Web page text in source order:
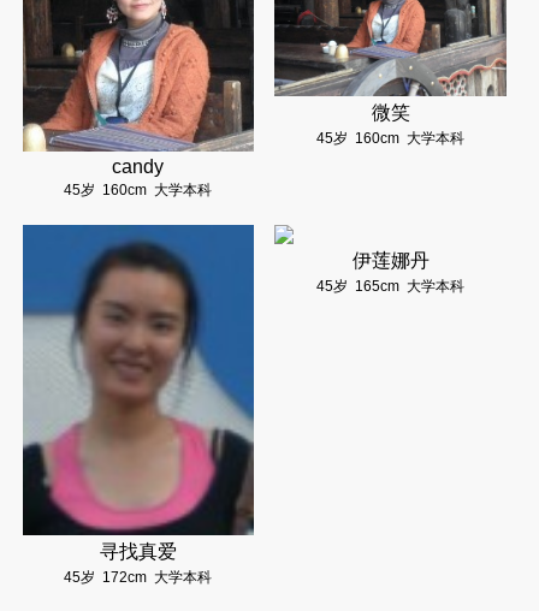
candy
45岁 160cm 大学本科
微笑
45岁 160cm 大学本科
寻找真爱
45岁 172cm 大学本科
伊莲娜丹
45岁 165cm 大学本科